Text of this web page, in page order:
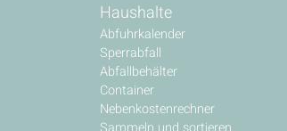
Haushalte
Abfuhrkalender
Sperrabfall
Abfallbehälter
Container
Nebenkostenrechner